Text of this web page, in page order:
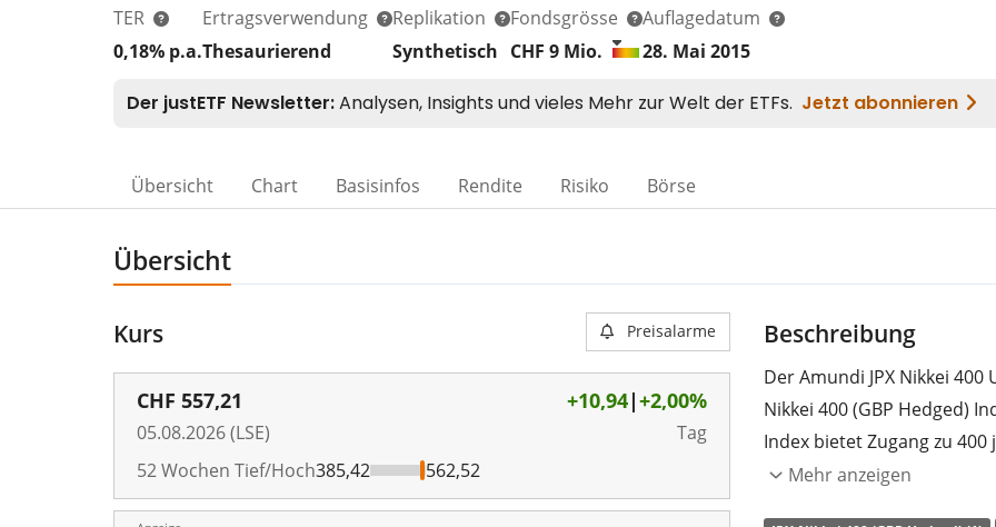
TER
0,18% p.a.
Ertragsverwendung
Thesaurierend
Replikation
Synthetisch
Fondsgrösse
CHF 9 Mio.
Auflagedatum
28. Mai 2015
Übersicht Chart Basisinfos Rendite Risiko Börse
Übersicht
Kurs Preisalarme
CHF 557,21
05.08.2026 (LSE)
+10,94|+2,00%
Tag
52 Wochen Tief/Hoch385,42 562,52
Beschreibung
Der Amundi JPX Nikkei 400
Nikkei 400 (GBP Hedged)
Index bietet Zugang zu
hauptsächlich auf der
Mehr anzeigen